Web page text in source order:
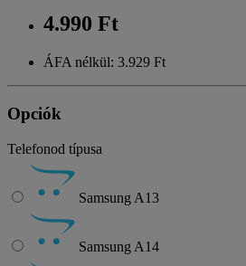
4.990 Ft
ÁFA nélkül: 3.929 Ft
Opciók
Telefonod típusa
Samsung A13
Samsung A14